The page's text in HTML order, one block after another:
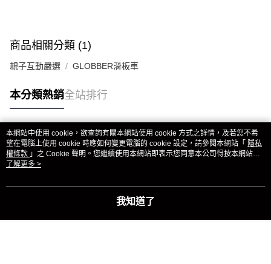
商品相關分類 (1)
親子互動嚴選 GLOBBER滑板車
本分類熱銷全站排行
熱門標籤
本網站中使用 cookie，欲查詢有關本網站使用 cookie 方式之詳情，及若您不希
望在電腦上使用 cookie 時應如何變更電腦的 cookie 設定，請參閱本網站「 隱私
權條款 」之 Cookie 聲明。您繼續使用本網站即表示您同意本公司得按本網站使
用條款之 Cookie 聲明使用 cookie。
了解更多 >
我知道了